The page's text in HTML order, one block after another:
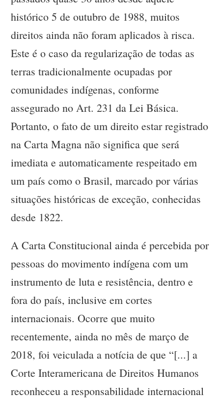
histórico 5 de outubro de 1988, muitos
direitos ainda não foram aplicados à risca.
Este é o caso da regularização de todas as
terras tradicionalmente ocupadas por
comunidades indígenas, conforme
assegurado no Art. 231 da Lei Básica.
Portanto, o fato de um direito estar registrado
na Carta Magna não significa que será
imediata e automaticamente respeitado em
um país como o Brasil, marcado por várias
situações históricas de exceção, conhecidas
desde 1822.
A Carta Constitucional ainda é percebida por
pessoas do movimento indígena com um
instrumento de luta e resistência, dentro e
fora do país, inclusive em cortes
internacionais. Ocorre que muito
recentemente, ainda no mês de março de
2018, foi veiculada a notícia de que “[...] a
Corte Interamericana de Direitos Humanos
reconheceu a responsabilidade internacional